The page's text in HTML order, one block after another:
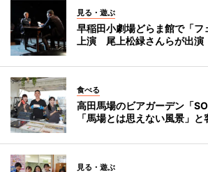
見る・遊ぶ
早稲田小劇場どらま館で「フ
上演 尾上松緑さんらが出演
食べる
高田馬場のビアガーデン「
「馬場とは思えない風景」と
見る・遊ぶ